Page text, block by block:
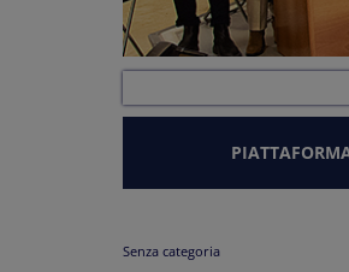
Senza categoria